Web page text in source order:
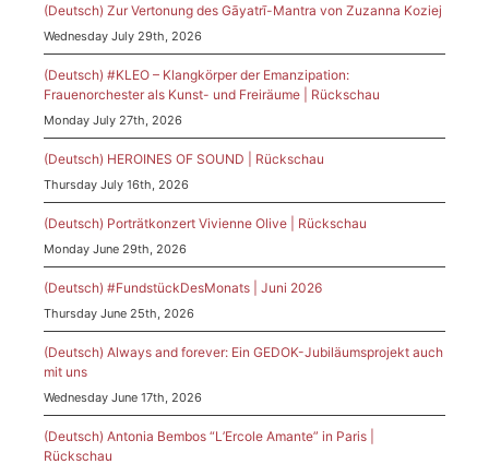
(Deutsch) Zur Vertonung des Gāyatrī-Mantra von Zuzanna Koziej
Wednesday July 29th, 2026
(Deutsch) #KLEO – Klangkörper der Emanzipation:
Frauenorchester als Kunst- und Freiräume | Rückschau
Monday July 27th, 2026
(Deutsch) HEROINES OF SOUND | Rückschau
Thursday July 16th, 2026
(Deutsch) Porträtkonzert Vivienne Olive | Rückschau
Monday June 29th, 2026
(Deutsch) #FundstückDesMonats | Juni 2026
Thursday June 25th, 2026
(Deutsch) Always and forever: Ein GEDOK-Jubiläumsprojekt auch
mit uns
Wednesday June 17th, 2026
(Deutsch) Antonia Bembos “L’Ercole Amante” in Paris |
Rückschau